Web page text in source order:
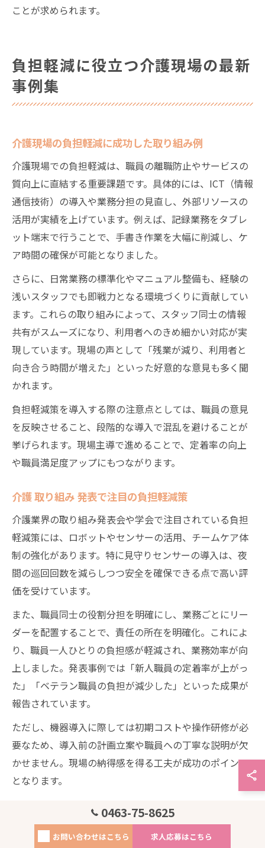
ことが求められます。
負担軽減に役立つ介護現場の最新
事例集
介護現場の負担軽減に成功した取り組み例
介護現場での負担軽減は、職員の離職防止やサービスの
質向上に直結する重要課題です。具体的には、ICT（情報
通信技術）の導入や業務分担の見直し、外部リソースの
活用が実績を上げています。例えば、記録業務をタブレ
ット端末で行うことで、手書き作業を大幅に削減し、ケ
ア時間の確保が可能となりました。
さらに、日常業務の標準化やマニュアル整備も、経験の
浅いスタッフでも即戦力となる環境づくりに貢献してい
ます。これらの取り組みによって、スタッフ同士の情報
共有がスムーズになり、利用者へのきめ細かい対応が実
現しています。現場の声として「残業が減り、利用者と
向き合う時間が増えた」といった好意的な意見も多く聞
かれます。
負担軽減策を導入する際の注意点としては、職員の意見
を反映させること、段階的な導入で混乱を避けることが
挙げられます。現場主導で進めることで、定着率の向上
や職員満足度アップにもつながります。
介護 取り組み 発表で注目の負担軽減策
介護業界の取り組み発表会や学会で注目されている負担
軽減策には、ロボットやセンサーの活用、チームケア体
制の強化があります。特に見守りセンサーの導入は、夜
間の巡回回数を減らしつつ安全を確保できる点で高い評
価を受けています。
また、職員同士の役割分担を明確にし、業務ごとにリー
ダーを配置することで、責任の所在を明確化。これによ
り、職員一人ひとりの負担感が軽減され、業務効率が向
上しました。発表事例では「新人職員の定着率が上がっ
た」「ベテラン職員の負担が減少した」といった成果が
報告されています。
ただし、機器導入に際しては初期コストや操作研修が必
要なため、導入前の計画立案や職員への丁寧な説明が欠
かせません。現場の納得感を得る工夫が成功のポイント
となります。
高齢者福祉で効果が見えた介護現場の工夫
高齢者福祉の現場では、利用者の尊厳を守りながら負担
0463-75-8625
お問い合わせはこちら 求人応募はこちら